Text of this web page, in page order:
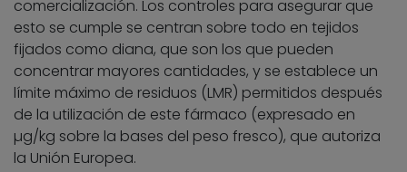
comercialización. Los controles para asegurar que
esto se cumple se centran sobre todo en tejidos
fijados como diana, que son los que pueden
concentrar mayores cantidades, y se establece un
límite máximo de residuos (LMR) permitidos después
de la utilización de este fármaco (expresado en
µg/kg sobre la bases del peso fresco), que autoriza
la Unión Europea.